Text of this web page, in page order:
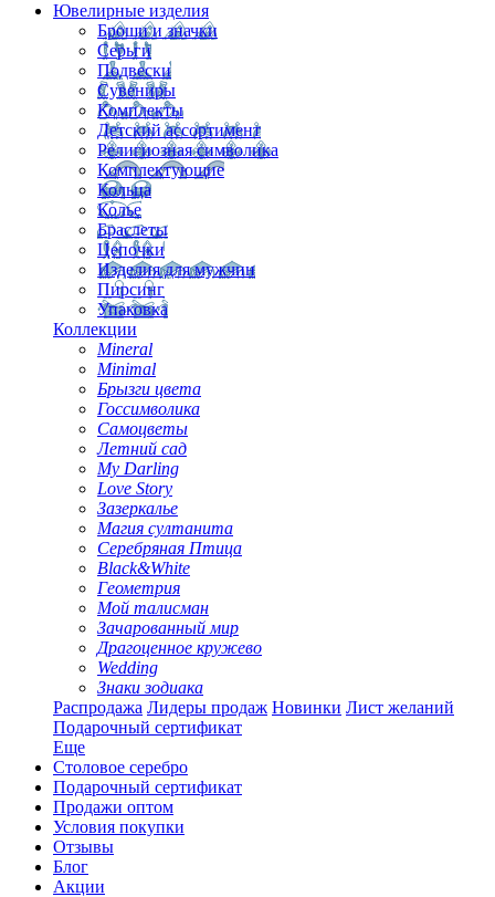
Ювелирные изделия
Броши и значки
Серьги
Подвески
Сувениры
Комплекты
Детский ассортимент
Религиозная символика
Комплектующие
Кольца
Колье
Браслеты
Цепочки
Изделия для мужчин
Пирсинг
Упаковка
Коллекции
Mineral
Minimal
Брызги цвета
Госсимволика
Самоцветы
Летний сад
My Darling
Love Story
Зазеркалье
Магия султанита
Серебряная Птица
Black&White
Геометрия
Мой талисман
Зачарованный мир
Драгоценное кружево
Wedding
Знаки зодиака
Распродажа Лидеры продаж Новинки Лист желаний
Подарочный сертификат
Еще
Столовое серебро
Подарочный сертификат
Продажи оптом
Условия покупки
Отзывы
Блог
Акции